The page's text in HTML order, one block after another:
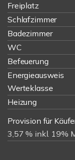
Freiplatz
Schlafzimmer
Badezimmer
WC
Befeuerung
Energieausweis
Werteklasse
Heizung
Provision für
3,57 % inkl. 19%